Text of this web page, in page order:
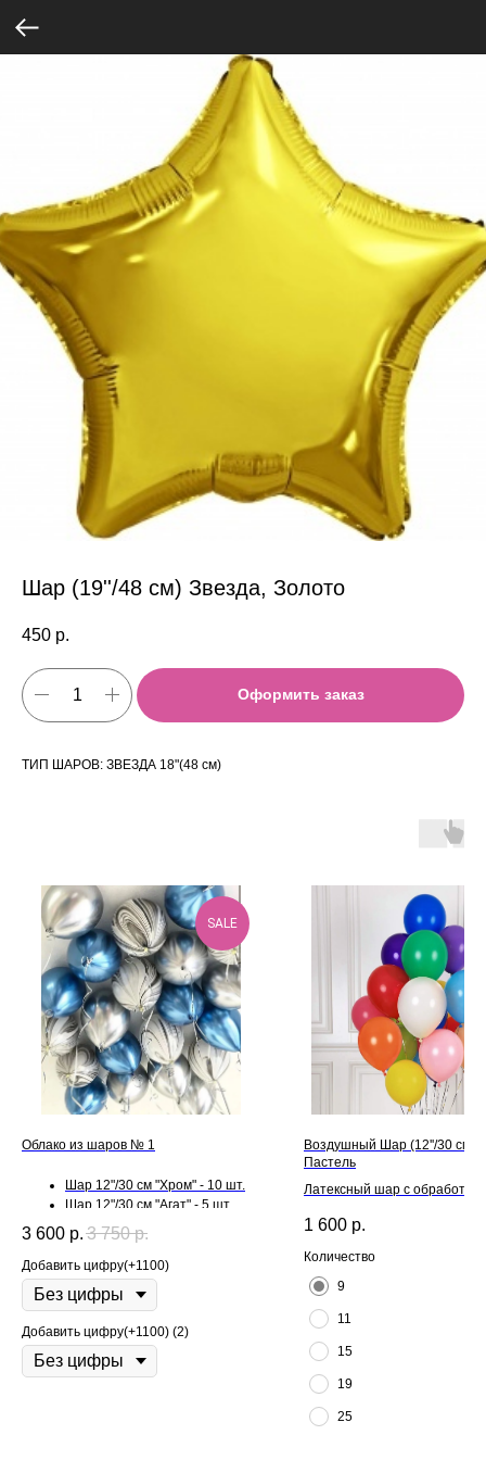
Шар (19''/48 см) Звезда, Золото
450 р.
Оформить заказ
ТИП ШАРОВ: ЗВЕЗДА 18"(48 см)
SALE
Облако из шаров № 1
Шар 12"/30 см "Хром" - 10 шт.
Шар 12"/30 см "Агат" - 5 шт.
3 600 р. 3 750 р.
Добавить цифру(+1100)
Добавить цифру(+1100) (2)
Воздушный Шар (12''/30 см)
Пастель
Латексный шар с
1 600 р.
Количество
9
11
15
19
25